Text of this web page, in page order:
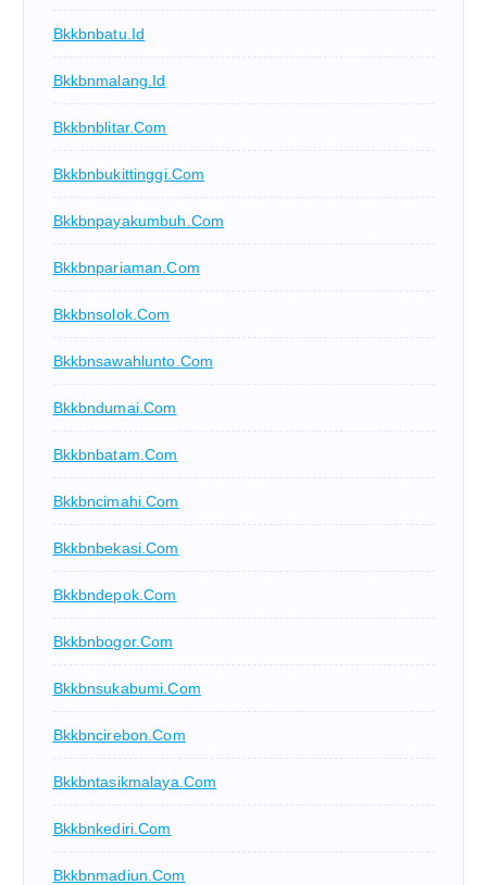
Bkkbnbatu.id
Bkkbnmalang.id
Bkkbnblitar.com
Bkkbnbukittinggi.com
Bkkbnpayakumbuh.com
Bkkbnpariaman.com
Bkkbnsolok.com
Bkkbnsawahlunto.com
Bkkbndumai.com
Bkkbnbatam.com
Bkkbncimahi.com
Bkkbnbekasi.com
Bkkbndepok.com
Bkkbnbogor.com
Bkkbnsukabumi.com
Bkkbncirebon.com
Bkkbntasikmalaya.com
Bkkbnkediri.com
Bkkbnmadiun.com